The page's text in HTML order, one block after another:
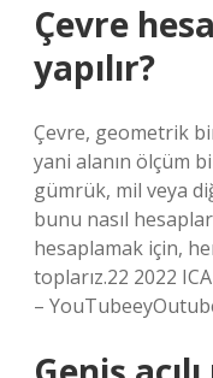
Çevre
yapılır?
Çevre, geometrik
yani alanın ölçüm
gümrük, mil veya
bunu nasıl
hesaplamak için,
toplarız.22 2022
–